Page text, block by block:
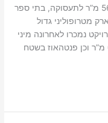
יחידות דיור, 29 אלף מ”ר לשטחי מסחר ו-56 מ”ר לתעסוקה, בתי ספר
מטרופוליני גדול
נמכרו לאחרונה מיני
פנטהאוז 160 מ”ר + מרפסת בשטח של 60 מ”ר וכן פנטהאוז בשטח